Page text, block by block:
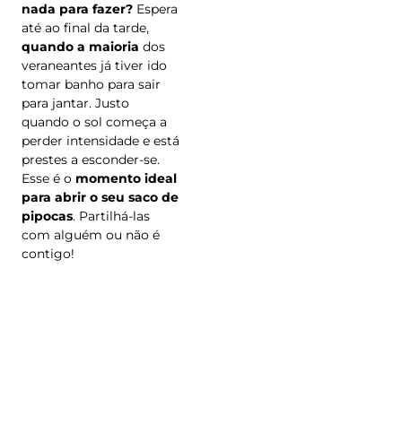
nada para fazer? Espera
até ao final da tarde,
quando a maioria dos
veraneantes já tiver ido
tomar banho para sair
para jantar. Justo
quando o sol começa a
perder intensidade e está
prestes a esconder-se.
Esse é o momento ideal
para abrir o seu saco de
pipocas. Partilhá-las
com alguém ou não é
contigo!